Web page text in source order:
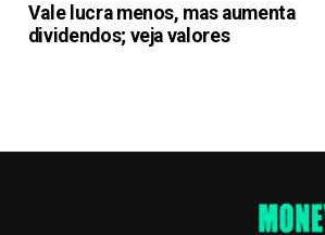
Vale lucra menos, mas aumenta
dividendos; veja valores